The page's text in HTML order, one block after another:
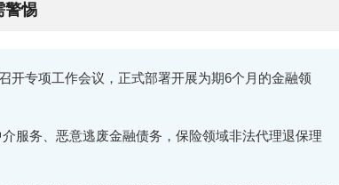
警惕
召开专项工作会议，正式部署开展为期6个月的金融领
服务、恶意逃废金融债务，保险领域非法代理退保理